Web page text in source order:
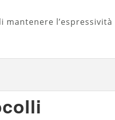
mantenere l’espressività